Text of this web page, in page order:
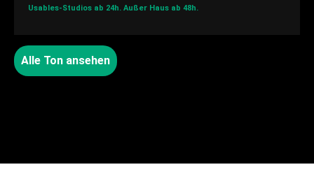
Usables-Studios ab 24h. Außer Haus ab 48h.
Alle Ton ansehen